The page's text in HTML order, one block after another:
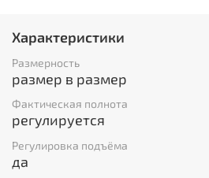
Характеристики
Размерность
размер в размер
Фактическая полнота
регулируется
Регулировка подъёма
да